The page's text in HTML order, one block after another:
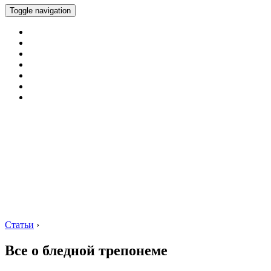
Toggle navigation
Статьи ›
Все о бледной трепонеме